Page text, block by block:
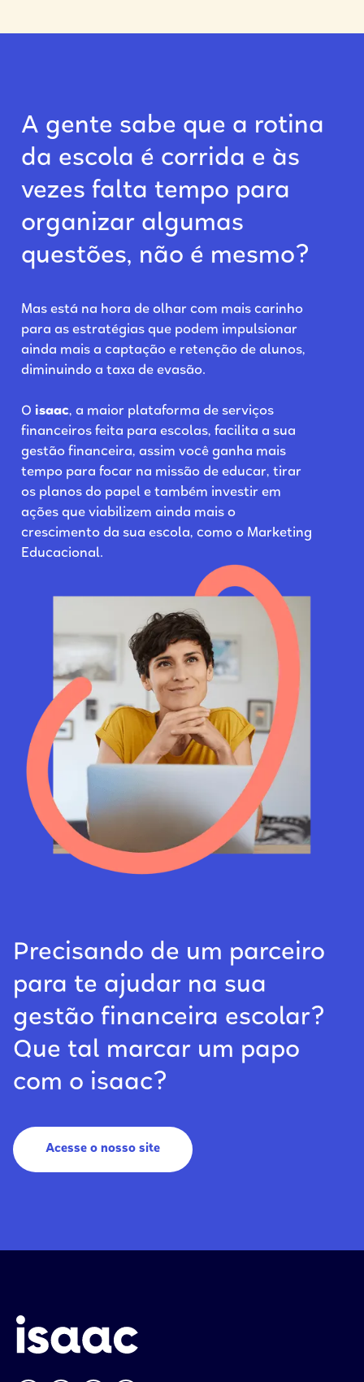
A gente sabe que a rotina
da escola é corrida e às
vezes falta tempo para
organizar algumas
questões, não é mesmo?
Mas está na hora de olhar com mais carinho
para as estratégias que podem impulsionar
ainda mais a captação e retenção de alunos,
diminuindo a taxa de evasão.
O isaac, a maior plataforma de serviços
financeiros feita para escolas, facilita a sua
gestão financeira, assim você ganha mais
tempo para focar na missão de educar, tirar
os planos do papel e também investir em
ações que viabilizem ainda mais o
crescimento da sua escola, como o Marketing
Educacional.
Precisando de um parceiro
para te ajudar na sua
gestão financeira escolar?
Que tal marcar um papo
com o isaac?
Acesse o nosso site